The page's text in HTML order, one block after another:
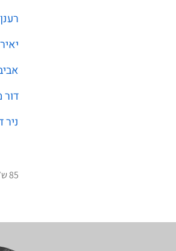
דור
85 ש״ח כרטיס במכירה מוקדמת | 95 ש״ח כרטיס רגיל | 100 ש״ח כרטיס רגיל ביום האירוע